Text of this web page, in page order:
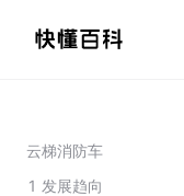
云梯消防车
1 发展趋向